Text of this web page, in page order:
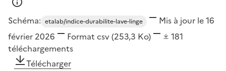
Schéma: etalab/indice-durabilite-lave-linge
Mis à jour le 16
février 2026
Format csv(253,3 Ko)
181
téléchargements
Télécharger